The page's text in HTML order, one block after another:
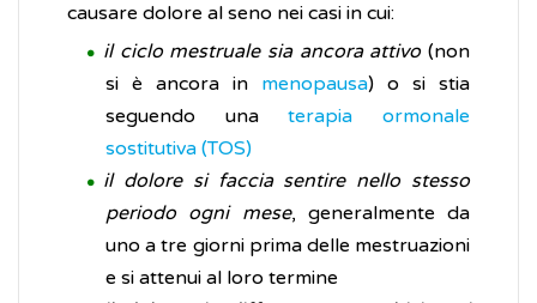
causare dolore al seno nei casi in cui:
il ciclo mestruale sia ancora attivo(non
si è ancora in menopausa) o si stia
seguendo unaterapia ormonale
sostitutiva (TOS)
il dolore si faccia sentire nello stesso
periodo ogni mese, generalmente da
uno a tre giorni prima delle mestruazioni
e si attenui al loro termine